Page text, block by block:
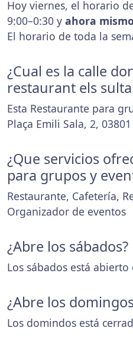
Hoy viernes, el horario
9:00–0:30 y ahora
El horario de toda la
¿Cual es la calle
restaurant els
Esta Restaurante para
Plaça Emili Sala, 2,
¿Que servicios
para grupos y
Restaurante, Cafetería,
Organizador de eventos
¿Abre los sábados?
Los sábados está
¿Abre los
Los domindos está